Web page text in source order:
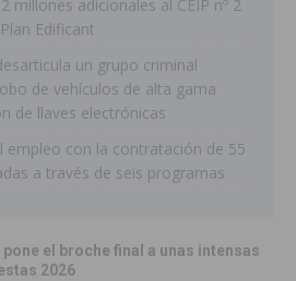
millones adicionales al CEIP nº 2
Edificant
un grupo criminal
de vehículos de alta gama
de llaves electrónicas
empleo con la contratación de 55
a través de seis programas
el broche final a unas intensas
2026